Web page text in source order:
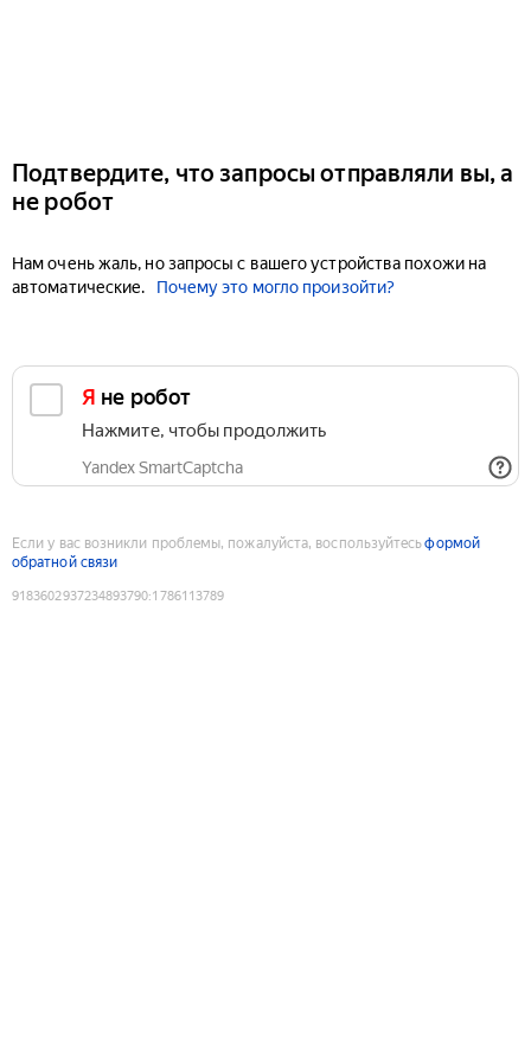
Подтвердите, что запросы отправляли вы, а
не робот
Нам очень жаль, но запросы с вашего устройства похожи на
автоматические.
Почему это могло произойти?
Я не робот
Нажмите, чтобы продолжить
Yandex SmartCaptcha
Если у вас возникли проблемы, пожалуйста, воспользуйтесьформой
обратной связи
9183602937234893790:1786113789